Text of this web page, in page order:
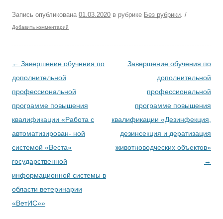
Запись опубликована 01.03.2020 в рубрике Без рубрики. /
Добавить комментарий
Навигация по записям
← Завершение обучения по
дополнительной
профессиональной
программе повышения
квалификации «Работа с
автоматизирован- ной
системой «Веста»
государственной
информационной системы в
области ветеринарии
«ВетИС»»
Завершение обучения по
дополнительной
профессиональной
программе повышения
квалификации «Дезинфекция,
дезинсекция и дератизация
животноводческих объектов»
→